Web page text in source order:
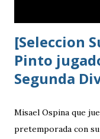
[Seleccion
Pinto
Segunda
Misael Ospina que
pretemporada con